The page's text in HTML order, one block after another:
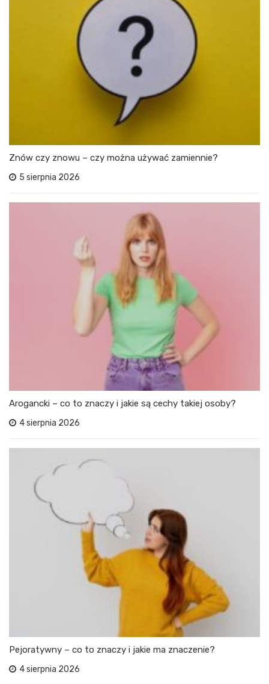
Znów czy znowu – czy można używać zamiennie?
5 sierpnia 2026
Arogancki – co to znaczy i jakie są cechy takiej osoby?
4 sierpnia 2026
Pejoratywny – co to znaczy i jakie ma znaczenie?
4 sierpnia 2026